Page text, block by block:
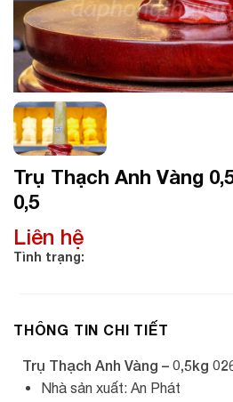
Trụ Thạch Anh Vàng
0,5
Liên hệ
Tình trạng:
THÔNG TIN CHI TIẾT
Trụ Thạch Anh Vàng – 0,5kg
Nhà sản xuất: An Phát